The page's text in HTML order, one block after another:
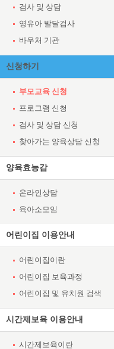
검사 및 상담
영유아 발달검사
바우처 기관
신청하기
부모교육 신청
프로그램 신청
검사 및 상담 신청
찾아가는 양육상담 신청
양육효능감
온라인상담
육아소모임
어린이집 이용안내
어린이집이란
어린이집 보육과정
어린이집 및 유치원 검색
시간제보육 이용안내
시간제보육이란